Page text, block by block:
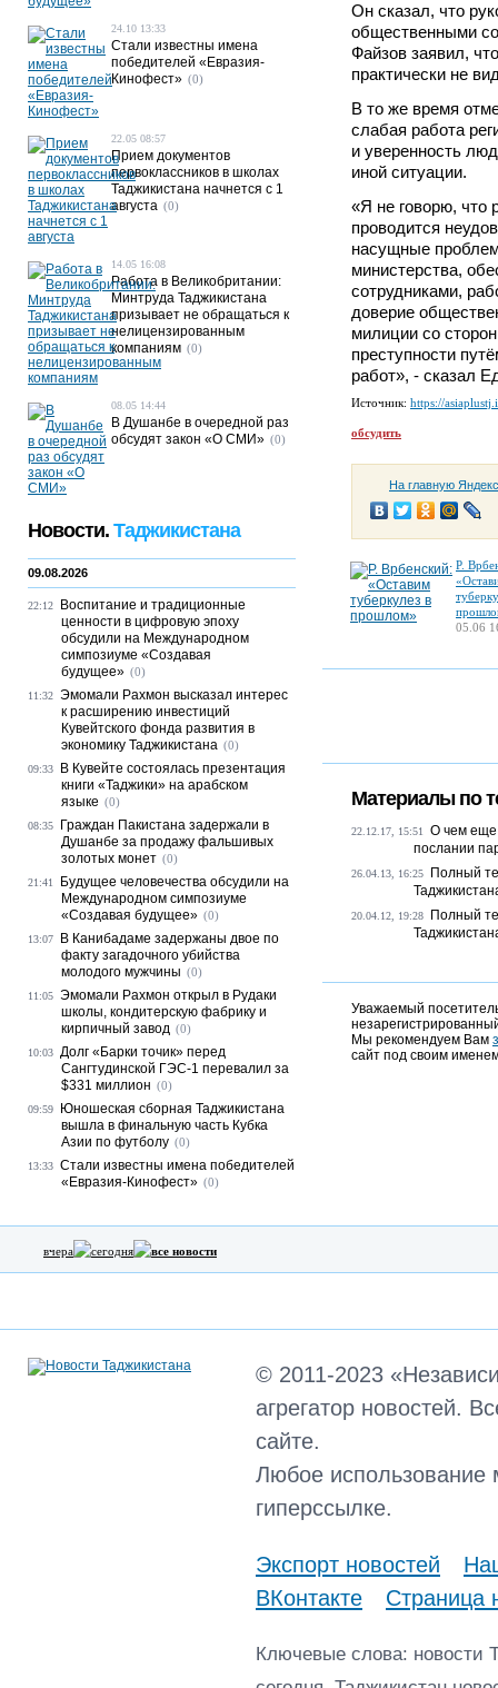
Он сказал, что
общественными
Файзов заявил,
практически не
В то же время
слабая работа
и уверенность
иной ситуации.
«Я не говорю, что
проводится
насущные
министерства,
сотрудниками,
доверие
милиции со
преступности
работ», - сказал
Источник: https://
обсудить
На главную
Р.
05.06
Материалы по
22.12.17, 15:51
О чем еще
послании
26.04.13, 16:25
Полный
20.04.12, 19:28
Полный
Уважаемый
Мы рекомендуем Вам
сайт под своим
24.10 13:33
Стали известны имена
победителей «Евразия-
Кинофест» (0)
22.05 08:57
Прием документов
первоклассников в школах
Таджикистана начнется с 1
августа (0)
14.05 16:08
Работа в Великобритании:
Минтруда Таджикистана
призывает не обращаться к
нелицензированным
компаниям (0)
08.05 14:44
В Душанбе в очередной раз
обсудят закон «О СМИ» (0)
Новости. Таджикистана
09.08.2026
22:12
Воспитание и традиционные
ценности в цифровую эпоху
обсудили на Международном
симпозиуме «Создавая
будущее» (0)
11:32 Эмомали Рахмон высказал интерес
к расширению инвестиций
Кувейтского фонда развития в
экономику Таджикистана (0)
09:33
В Кувейте состоялась презентация
книги «Таджики» на арабском
языке (0)
08:35
Граждан Пакистана задержали в
Душанбе за продажу фальшивых
золотых монет (0)
21:41
Будущее человечества обсудили на
Международном симпозиуме
«Создавая будущее» (0)
13:07
В Канибадаме задержаны двое по
факту загадочного убийства
молодого мужчины (0)
11:05 Эмомали Рахмон открыл в Рудаки
школы, кондитерскую фабрику и
кирпичный завод (0)
10:03 Долг «Барки точик» перед
Сангтудинской ГЭС-1 перевалил за
$331 миллион (0)
09:59
Юношеская сборная Таджикистана
вышла в финальную часть Кубка
Азии по футболу (0)
13:33 Стали известны имена победителей
«Евразия-Кинофест» (0)
вчера сегодня все новости
© 2011-2023
агрегатор новостей.
сайте.
Любое использование
гиперссылке.
Экспорт новостей
ВКонтакте
Страница
Ключевые слова: новости